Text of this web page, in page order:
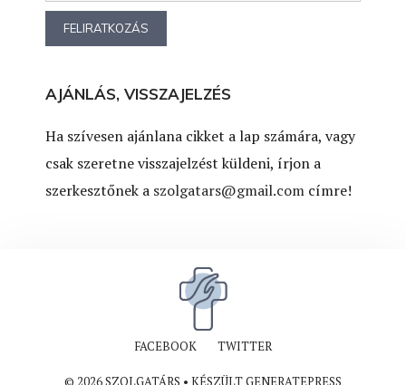
AJÁNLÁS, VISSZAJELZÉS
Ha szívesen ajánlana cikket a lap számára, vagy
csak szeretne visszajelzést küldeni, írjon a
szerkesztőnek a szolgatars@gmail.com címre!
FACEBOOK TWITTER
© 2026 SZOLGATÁRS • KÉSZÜLTGENERATEPRESS